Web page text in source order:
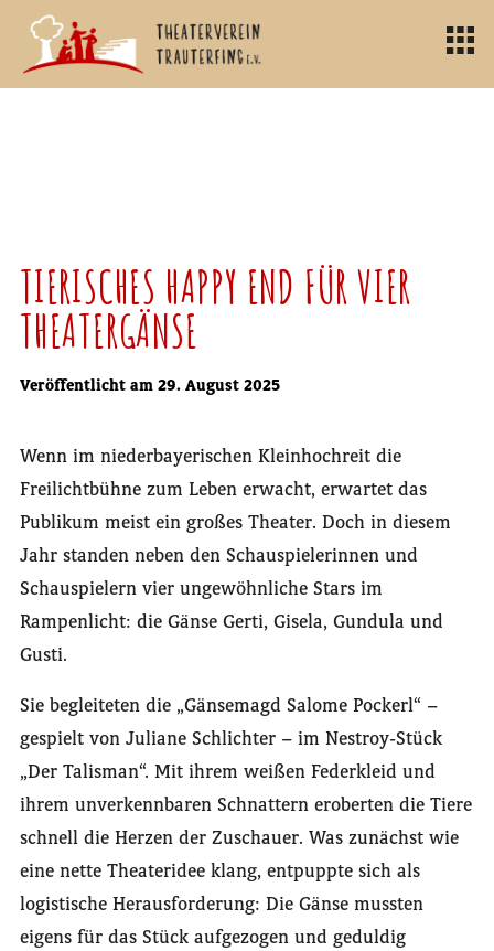
TIERISCHES HAPPY END FÜR VIER
THEATERGÄNSE
Veröffentlicht am 29. August 2025
Wenn im niederbayerischen Klein­hochreit die
Freilichtbühne zum Leben erwacht, erwartet das
Publikum meist ein großes Theater. Doch in diesem
Jahr standen neben den Schauspielerinnen und
Schauspielern vier ungewöhnliche Stars im
Rampenlicht: die Gänse Gerti, Gisela, Gundula und
Gusti.
Sie begleiteten die „Gänsemagd Salome Pockerl“ –
gespielt von Juliane Schlichter – im Nestroy-Stück
„Der Talisman“. Mit ihrem weißen Federkleid und
ihrem unverkennbaren Schnattern eroberten die Tiere
schnell die Herzen der Zuschauer. Was zunächst wie
eine nette Theateridee klang, entpuppte sich als
logistische Herausforderung: Die Gänse mussten
eigens für das Stück aufgezogen und geduldig